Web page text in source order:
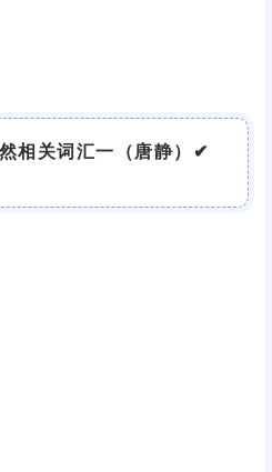
相关词汇一（唐静）✔